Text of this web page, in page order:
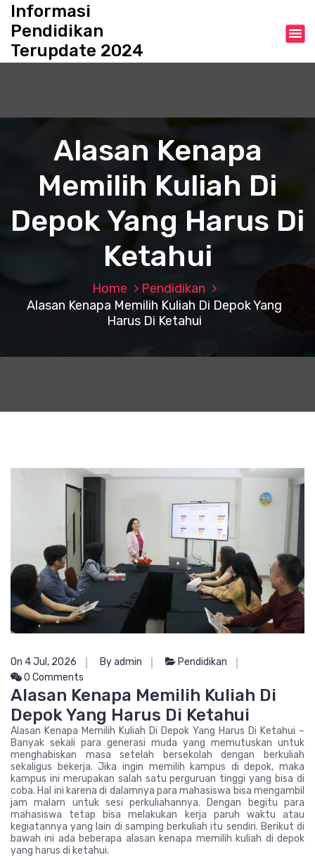
o
Informasi
Pendidikan
Terupdate 2024
Alasan Kenapa
Memilih Kuliah Di
Depok Yang Harus Di
Ketahui
Home
Pendidikan
Alasan Kenapa Memilih Kuliah Di Depok Yang
Harus Di Ketahui
On 4 Jul, 2026 By admin
Pendidikan
0 Comments
Alasan Kenapa Memilih Kuliah Di
Depok Yang Harus Di Ketahui
Alasan Kenapa Memilih Kuliah Di Depok Yang Harus Di Ketahui –
Banyak sekali para generasi muda yang memutuskan untuk
menghabiskan masa setelah bersekolah dengan berkuliah
sekaligus bekerja. Jika ingin memilih kampus di depok, maka
kampus ini merupakan salah satu perguruan tinggi yang bisa di
coba. Hal ini karena di dalamnya para mahasiswa bisa mengambil
jam malam untuk sesi perkuliahannya. Dengan begitu para
mahasiswa tetap bisa melakukan kerja paruh waktu atau
kegiatannya yang lain di samping berkuliah itu sendiri. Berikut di
bawah ini ada beberapa alasan kenapa memilih kuliah di depok
yang harus di ketahui.